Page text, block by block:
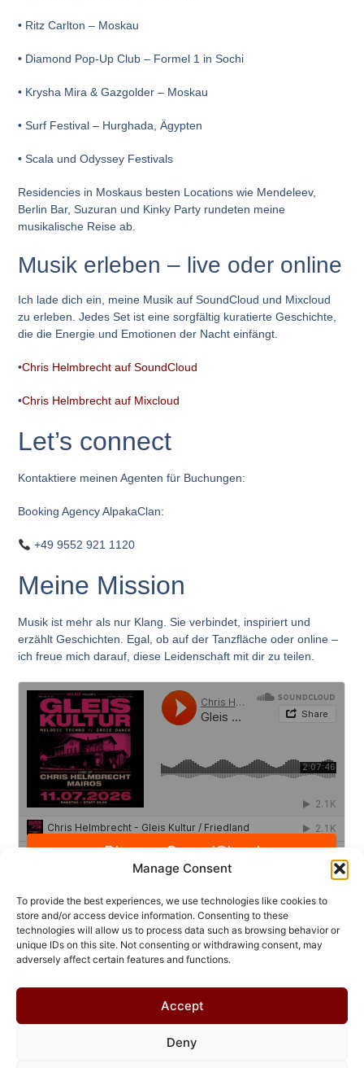
Manage Consent
To provide the best experiences, we use technologies like cookies to
store and/or access device information. Consenting to these
technologies will allow us to process data such as browsing behavior or
unique IDs on this site. Not consenting or withdrawing consent, may
adversely affect certain features and functions.
Accept
Deny
• Ritz Carlton – Moskau
• Diamond Pop-Up Club – Formel 1 in Sochi
• Krysha Mira & Gazgolder – Moskau
•Surf Festival – Hurghada, Ägypten
•Scala und Odyssey Festivals
Residencies in Moskaus besten Locations wie Mendeleev,
Berlin Bar, Suzuran und Kinky Party rundeten meine
musikalische Reise ab.
Musik erleben – live oder online
Ich lade dich ein, meine Musik auf SoundCloud und Mixcloud
zu erleben. Jedes Set ist eine sorgfältig kuratierte Geschichte,
die die Energie und Emotionen der Nacht einfängt.
•Chris Helmbrecht auf SoundCloud
•Chris Helmbrecht auf Mixcloud
Let’s connect
Kontaktiere meinen Agenten für Buchungen:
Booking Agency AlpakaClan:
+49 9552 921 1120
Meine Mission
Musik ist mehr als nur Klang. Sie verbindet, inspiriert und
erzählt Geschichten. Egal, ob auf der Tanzfläche oder online –
ich freue mich darauf, diese Leidenschaft mit dir zu teilen.